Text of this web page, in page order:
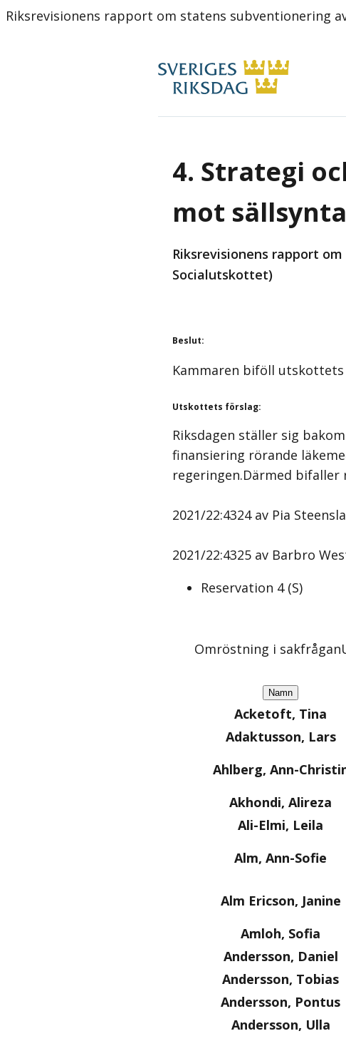
Riksrevisionens rapport om statens subventionering
4. Strategi
mot
Riksrevisionens rapport
Socialutskottet)
Beslut:
Kammaren biföll
Utskottets förslag:
Riksdagen ställer sig
finansiering rörande
regeringen.Därmed
2021/22:4324 av Pia
2021/22:4325 av Barbro
Reservation 4(S)
Omröstning i sakfrågan
Namn
Acketoft, Tina
Adaktusson, Lars
Ahlberg, Ann-
Akhondi, Alireza
Ali-Elmi, Leila
Alm, Ann-Sofie
Alm Ericson, Janine
Amloh, Sofia
Andersson, Daniel
Andersson, Tobias
Andersson, Pontus
Andersson, Ulla